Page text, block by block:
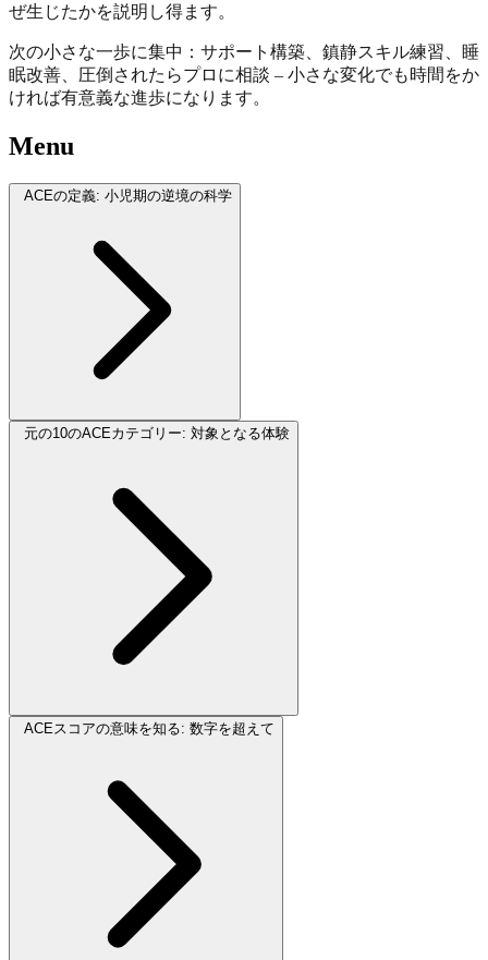
ぜ生じたかを説明し得ます。
次の小さな一歩に集中：サポート構築、鎮静スキル練習、睡
眠改善、圧倒されたらプロに相談 – 小さな変化でも時間をか
ければ有意義な進歩になります。
Menu
ACEの定義: 小児期の逆境の科学
元の10のACEカテゴリー: 対象となる体験
ACEスコアの意味を知る: 数字を超えて